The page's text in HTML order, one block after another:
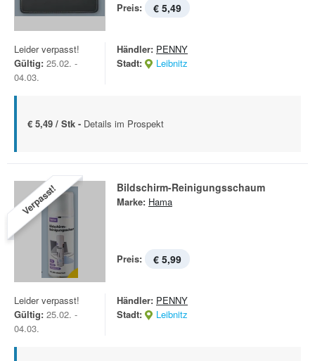
Preis: € 5,49
Leider verpasst!
Gültig: 25.02. -
04.03.
Händler: PENNY
Stadt:
Leibnitz
€ 5,49 / Stk - Details im Prospekt
Verpasst! Bildschirm-Reinigungsschaum
Marke: Hama
Preis: € 5,99
Leider verpasst!
Gültig: 25.02. -
04.03.
Händler: PENNY
Stadt:
Leibnitz